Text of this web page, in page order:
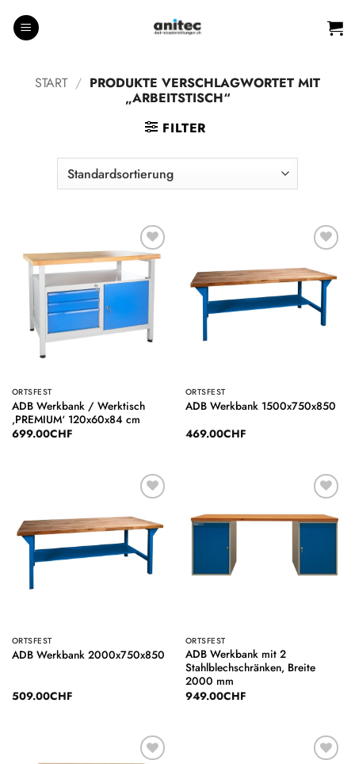
Inhalt
START / PRODUKTE VERSCHLAGWORTET MIT
„ARBEITSTISCH“
FILTER
Auf die
Wunschliste
ORTSFEST
ADB Werkbank / Werktisch
‚PREMIUM‘ 120x60x84 cm
699.00CHF
Wunschliste
ORTSFEST
ADB Werkbank 1500x750x850
469.00CHF
Wunschliste
ORTSFEST
ADB Werkbank 2000x750x850
509.00CHF
Wunschliste
ORTSFEST
ADB Werkbank mit 2
Stahlblechschränken, Breite
2000 mm
949.00CHF